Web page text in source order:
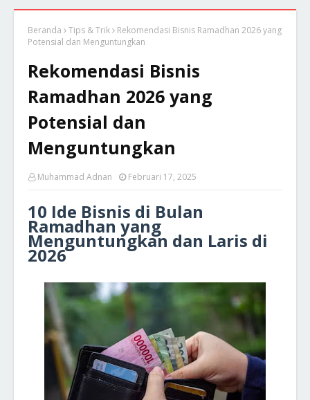
Beranda Tips & Trik
Rekomendasi Bisnis Ramadhan 2026 yang
Potensial dan Menguntungkan
Rekomendasi Bisnis
Ramadhan 2026 yang
Potensial dan
Menguntungkan
Muhammad Adnan Februari 17, 2025
10 Ide Bisnis di Bulan
Ramadhan yang
Menguntungkan dan Laris di
2026